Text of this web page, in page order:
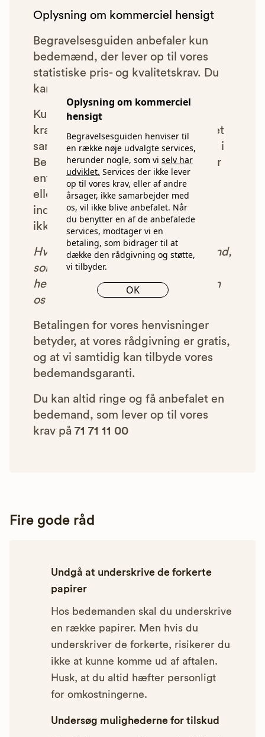
Oplysning om kommerciel
hensigt
Begravelsesguiden henviser til
en række nøje udvalgte services,
herunder nogle, som vi selv har
udviklet. Services der ikke lever
op til vores krav, eller af andre
årsager, ikke samarbejder med
os, vil ikke blive anbefalet. Når
du benytter en af de anbefalede
services, modtager vi en
betaling, som bidrager til at
dække den rådgivning og støtte,
vi tilbyder.
OK
Oplysning om kommerciel hensigt
Begravelsesguiden anbefaler kun
bedemænd, der lever op til vores
statistiske pris- og kvalitetskrav. Du
kan læse mere om vores krav
Kun bedemænd der lever op til
kravene har mulighed for at indgå et
samarbejde med os om at blive vist i
Begravelsesguiden. Bedemænd der
enten ikke lever op til vores krav,
eller som af andre årsager ikke har
indgået et samarbejde med os, vil
ikke blive vist i vores anbefalinger.
Hver gang du benytter en bedemand,
som vi har godkendt, anbefalet og
henvist dig til, betaler bedemanden
os et beløb for denne henvisning.
Betalingen for vores henvisninger
betyder, at vores rådgivning er gratis,
og at vi samtidig kan tilbyde vores
bedemandsgaranti.
Du kan altid ringe og få anbefalet en
bedemand, som lever op til vores
krav på 71 71 11 00
Fire gode råd
Undgå at underskrive de forkerte
papirer
Hos bedemanden skal du underskrive
en række papirer. Men hvis du
underskriver de forkerte, risikerer du
ikke at kunne komme ud af aftalen.
Husk, at du altid hæfter personligt
for omkostningerne.
Undersøg mulighederne for tilskud